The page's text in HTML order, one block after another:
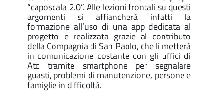
“caposcala 2.0”. Alle lezioni frontali su questi
argomenti si affiancherà infatti la
formazione all’uso di una app dedicata al
progetto e realizzata grazie al contributo
della Compagnia di San Paolo, che li metterà
in comunicazione costante con gli uffici di
Atc tramite smartphone per segnalare
guasti, problemi di manutenzione, persone e
famiglie in difficoltà.